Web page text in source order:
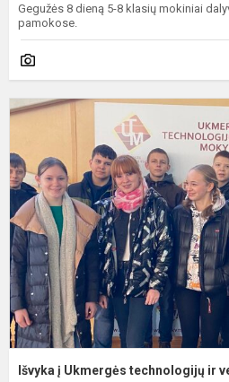
Gegužės 8 dieną 5-8 klasių mokiniai
pamokose.
Išvyka į Ukmergės technologijų ir